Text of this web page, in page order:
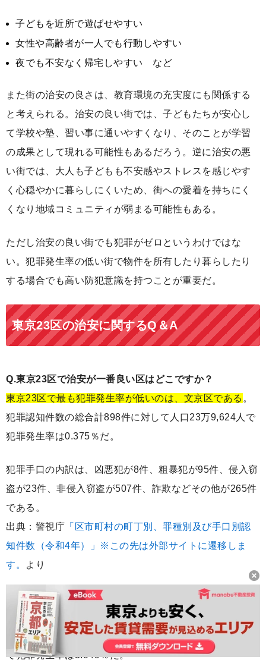
子どもを近所で遊ばせやすい
女性や高齢者が一人でも行動しやすい
夜でも不安なく帰宅しやすい など
また街の治安の良さは、教育環境の充実度にも関係する
と考えられる。治安の良い街では、子どもたちが安心し
て学校や塾、習い事に通いやすくなり、そのことが学習
の成果として現れる可能性もあるだろう。逆に治安の悪
い街では、大人も子どもも不安感やストレスを感じやす
く心穏やかに暮らしにくいため、街への愛着を持ちにく
くなり地域コミュニティが弱まる可能性もある。
ただし治安の良い街でも犯罪がゼロというわけではな
い。犯罪発生率の低い街で物件を所有したり暮らしたり
する場合でも高い防犯意識を持つことが重要だ。
東京23区の治安に関するQ＆A
Q.東京23区で治安が一番良い区はどこですか？
東京23区で最も犯罪発生率が低いのは、文京区である 。
犯罪認知件数の総合計898件に対して人口23万9,624人で
犯罪発生率は0.375％だ。
犯罪手口の内訳は、凶悪犯が8件、粗暴犯が95件、侵入窃
盗が23件、非侵入窃盗が507件、詐欺などその他が265件
である。
出典：警視庁 「区市町村の町丁別、罪種別及び手口別認
知件数（令和4年）」※この先は外部サイトに遷移しま
す。
より
Q.東京23区で治安が一番悪い区はどこですか？
東京23区で最も犯罪発生率が高いのは、千代田区であ
る。犯罪認知数の総合計2,033件に対して人口6万6,687人
で犯罪発生率は3.049％だ。